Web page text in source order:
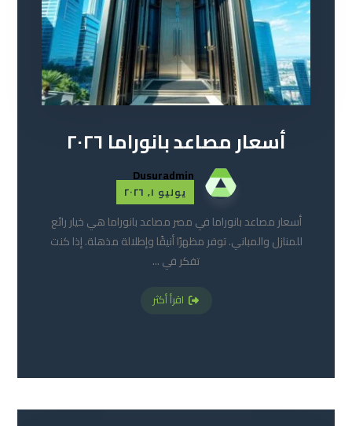
أسعار مصاعد بانوراما ٢٠٢٦
Dusuradmin
يوليو ١, ٢٠٢٦
أسعار مصاعد بانوراما في مصر مصاعد بانوراما هي خيار رائع
للمنازل والمباني. توفر مظهرًا أنيقًا وإطلالة مذهلة. إذا كنت
تفكر في ...
اقرأ أكثر